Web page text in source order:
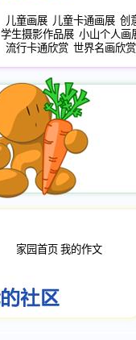
儿童画展 儿童卡通画展 创
学生摄影作品展 小山个人画
流行卡通欣赏 世界名画欣赏
家园首页 我的作文